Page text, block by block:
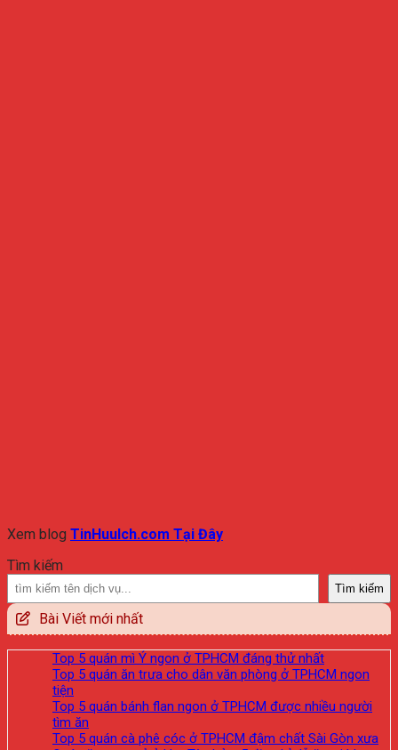
Xem blog TinHuuIch.com Tại Đây
Tìm kiếm
Tìm kiếm
Bài Viết mới nhất
Top 5 quán mì Ý ngon ở TPHCM đáng thử nhất
Top 5 quán ăn trưa cho dân văn phòng ở TPHCM ngon
tiện
Top 5 quán bánh flan ngon ở TPHCM được nhiều người
tìm ăn
Top 5 quán cà phê cóc ở TPHCM đậm chất Sài Gòn xưa